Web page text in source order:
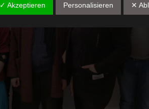
f) Pseudonymisierung
Hinzuziehung zusätzlicher Informationen
betroffenen Person zugeordnet werden
zusätzlichen Informationen gesondert
technischen und organisatorischen
✓ Akzeptieren Personalisieren ✕